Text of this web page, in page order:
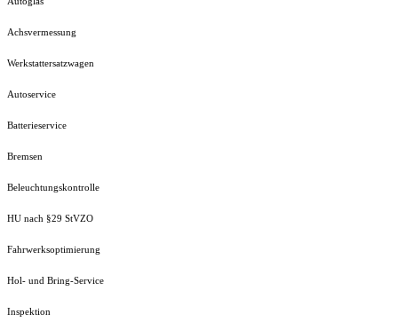
Achsvermessung
Werkstattersatzwagen
Autoservice
Batterieservice
Bremsen
Beleuchtungskontrolle
HU nach §29 StVZO
Fahrwerksoptimierung
Hol- und Bring-Service
Inspektion